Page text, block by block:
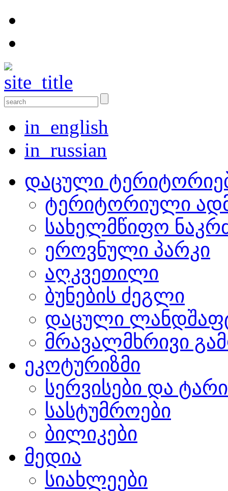
in_english
in_russian
დაცული
ტერიტორიული
სახელმწიფო
ეროვნული პარკი
აღკვეთილი
ბუნების ძეგლი
დაცული
მრავალმხრივი
ეკოტურიზმი
სერვისები და
სასტუმროები
ბილიკები
მედია
სიახლეები